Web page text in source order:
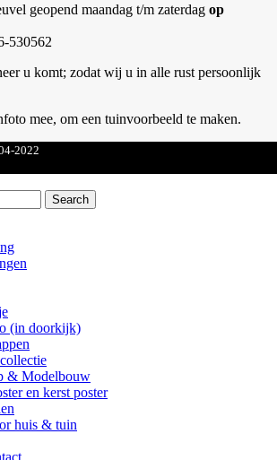
geopend maandag t/m zaterdag op
530562
u komt; zodat wij u in alle rust persoonlijk
mee, om een tuinvoorbeeld te maken.
2022
Search
(in doorkijk)
& Modelbouw
en kerst poster
huis & tuin